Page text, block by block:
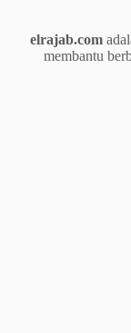
elrajab.com
membantu